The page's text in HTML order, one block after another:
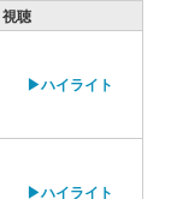
視聴
▶ハイライト
▶ハイライト